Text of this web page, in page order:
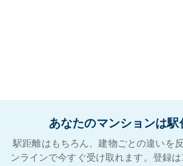
あなたのマンションは駅
駅距離はもちろん、建物ごとの違いを
ンラインで今すぐ受け取れます。登録